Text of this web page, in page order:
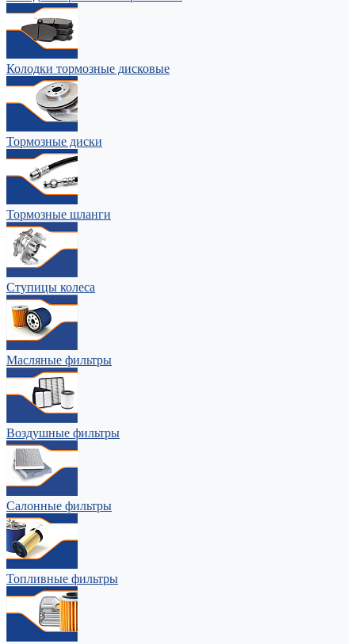
Колодки тормозные дисковые
Тормозные диски
Тормозные шланги
Ступицы колеса
Масляные фильтры
Воздушные фильтры
Салонные фильтры
Топливные фильтры